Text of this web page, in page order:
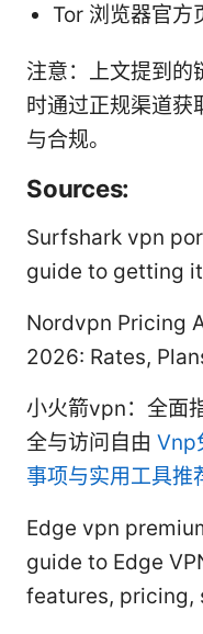
Tor 浏览器官方
注意：上文提到的
时通过正规渠道获
与合规。
Sources:
Surfshark vpn
guide to getting
Nordvpn Pricing
2026: Rates,
小火箭vpn：全面
全与访问自由 Vnp
事项与实用工具推
Edge vpn
guide to Edge
features, pricing,